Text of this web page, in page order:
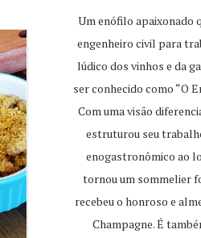
Um enófilo apaixonado
engenheiro civil para
lúdico dos vinhos e da
ser conhecido como “O
Com uma visão
estruturou seu
enogastronômico ao
tornou um sommelier
recebeu o honroso e
Champagne. É